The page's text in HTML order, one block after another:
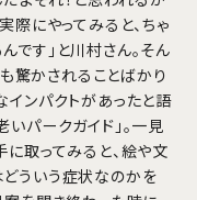
際にやってみると、ちゃ
です」と川村さん。そん
驚かされることばかり
インパクトがあったと語
パークガイド」。一見
に取ってみると、絵や文
ういう症状なのかを